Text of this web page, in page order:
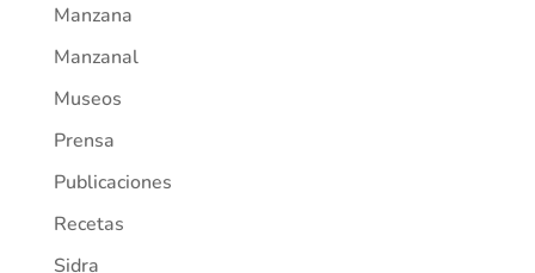
Manzana
Manzanal
Museos
Prensa
Publicaciones
Recetas
Sidra